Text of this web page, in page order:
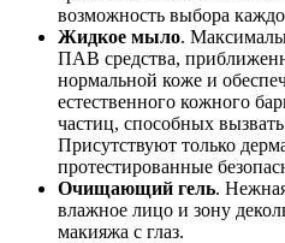
возможность выбора
Жидкое мыло.
ПАВ средства,
нормальной коже и
естественного кожного
частиц, способных
Присутствуют только
протестированные
Очищающий гель.
влажное лицо и зону
макияжа с глаз.